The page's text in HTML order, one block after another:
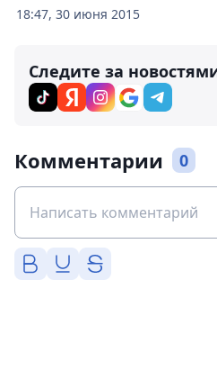
18:47, 30 июня 2015
Следите за
Комментарии 0